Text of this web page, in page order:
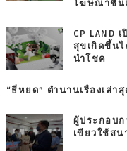
โฆษณาชิ้น
CP LAND
สุขเกิดขึ้น
นำโชค
“ธี่หยด” ตำนานเรื่องเล่
ผู้ประกอบ
เขียวใช้ส